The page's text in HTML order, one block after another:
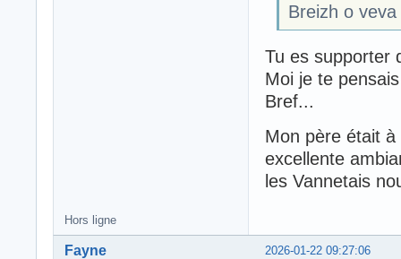
Breizh o veva
Tu es supporter
Moi je te
Bref...
Mon père était
excellente
les Vannetais
Hors ligne
2026-01-22 09:27:06
Fayne